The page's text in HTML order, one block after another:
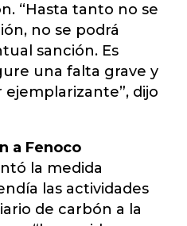
“Hasta tanto no se
no se podrá
sanción. Es
una falta grave y
ejemplarizante”, dijo
a Fenoco
la medida
las actividades
de carbón a la